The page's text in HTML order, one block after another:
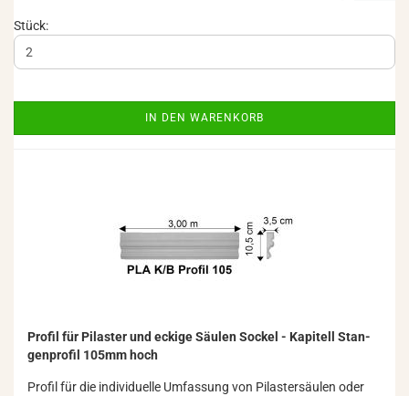
Stück:
IN DEN WARENKORB
Pro­fil für Pi­las­ter und ecki­ge Säu­len So­ckel - Ka­pi­tell Stan­
gen­pro­fil 105mm hoch
Pro­fil für die in­di­vi­du­el­le Um­fas­sung von Pi­las­ter­säu­len oder